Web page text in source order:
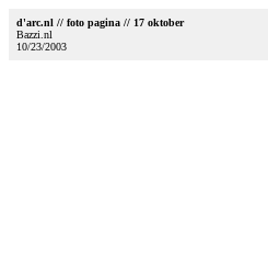
d'arc.nl // foto pagina // 17 oktober
Bazzi.nl
10/23/2003